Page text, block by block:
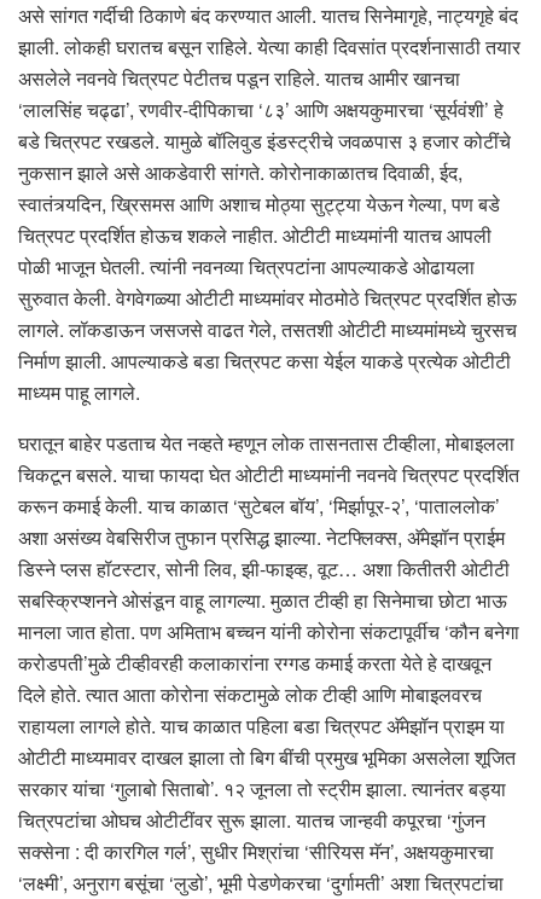
असे सांगत गर्दीची ठिकाणे बंद करण्यात आली. यातच सिनेमागृहे, नाट्यगृहे बंद
झाली. लोकही घरातच बसून राहिले. येत्या काही दिवसांत प्रदर्शनासाठी तयार
असलेले नवनवे चित्रपट पेटीतच पडून राहिले. यातच आमीर खानचा
‘लालसिंह चढ्ढा’, रणवीर-दीपिकाचा ‘८३’ आणि अक्षयकुमारचा ‘सूर्यवंशी’ हे
बडे चित्रपट रखडले. यामुळे बॉलिवुड इंडस्ट्रीचे जवळपास ३ हजार कोटींचे
नुकसान झाले असे आकडेवारी सांगते. कोरोनाकाळातच दिवाळी, ईद,
स्वातंत्र्यदिन, ख्रिसमस आणि अशाच मोठ्या सुट्ट्या येऊन गेल्या, पण बडे
चित्रपट प्रदर्शित होऊच शकले नाहीत. ओटीटी माध्यमांनी यातच आपली
पोळी भाजून घेतली. त्यांनी नवनव्या चित्रपटांना आपल्याकडे ओढायला
सुरुवात केली. वेगवेगळ्या ओटीटी माध्यमांवर मोठमोठे चित्रपट प्रदर्शित होऊ
लागले. लॉकडाऊन जसजसे वाढत गेले, तसतशी ओटीटी माध्यमांमध्ये चुरसच
निर्माण झाली. आपल्याकडे बडा चित्रपट कसा येईल याकडे प्रत्येक ओटीटी
माध्यम पाहू लागले.
घरातून बाहेर पडताच येत नव्हते म्हणून लोक तासनतास टीव्हीला, मोबाइलला
चिकटून बसले. याचा फायदा घेत ओटीटी माध्यमांनी नवनवे चित्रपट प्रदर्शित
करून कमाई केली. याच काळात ‘सुटेबल बॉय’, ‘मिर्झापूर-२’, ‘पाताललोक’
अशा असंख्य वेबसिरीज तुफान प्रसिद्ध झाल्या. नेटफ्लिक्स, अ‍ॅमेझॉन प्राईम
डिस्ने प्लस हॉटस्टार, सोनी लिव, झी-फाइव्ह, वूट… अशा कितीतरी ओटीटी
सबस्क्रिप्शनने ओसंडून वाहू लागल्या. मुळात टीव्ही हा सिनेमाचा छोटा भाऊ
मानला जात होता. पण अमिताभ बच्चन यांनी कोरोना संकटापूर्वीच ‘कौन बनेगा
करोडपती’मुळे टीव्हीवरही कलाकारांना रग्गड कमाई करता येते हे दाखवून
दिले होते. त्यात आता कोरोना संकटामुळे लोक टीव्ही आणि मोबाइलवरच
राहायला लागले होते. याच काळात पहिला बडा चित्रपट अ‍ॅमेझॉन प्राइम या
ओटीटी माध्यमावर दाखल झाला तो बिग बींची प्रमुख भूमिका असलेला शूजित
सरकार यांचा ‘गुलाबो सिताबो’. १२ जूनला तो स्ट्रीम झाला. त्यानंतर बड्या
चित्रपटांचा ओघच ओटीटींवर सुरू झाला. यातच जान्हवी कपूरचा ‘गुंजन
सक्सेना : दी कारगिल गर्ल’, सुधीर मिश्रांचा ‘सीरियस मॅन’, अक्षयकुमारचा
‘लक्ष्मी’, अनुराग बसूंचा ‘लुडो’, भूमी पेडणेकरचा ‘दुर्गामती’ अशा चित्रपटांचा